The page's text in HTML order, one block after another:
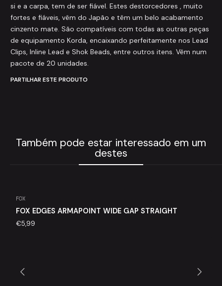
si e a carpa, tem de ser fiável. Estes destorcedores , muito
fortes e fiáveis, vêm do Japão e têm um belo acabamento
cinzento mate. São compatíveis com todas as outras peças
de equipamento Korda, encaixando perfeitamente nos Lead
Clips, Inline Lead e Shok Beads, entre outros itens. Vêm num
pacote de 20 unidades.
PARTILHAR ESTE PRODUTO
Também pode estar interessado em um
destes
FOX
FOX EDGES ARMAPOINT WIDE GAP STRAIGHT
€5,99